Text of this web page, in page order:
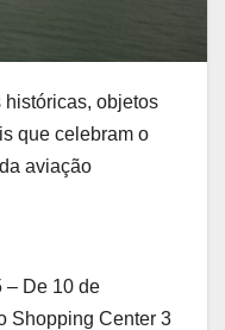
históricas, objetos
que celebram o
aviação
– De 10 de
Shopping Center 3